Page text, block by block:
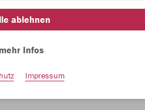
ablehnen
mehr Infos
Impressum